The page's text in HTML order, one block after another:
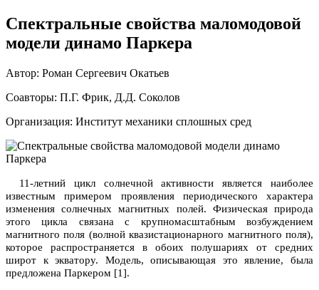
Спектральные свойства маломодовой
модели динамо Паркера
Автор: Роман Сергеевич Окатьев
Соавторы: П.Г. Фрик, Д.Д. Соколов
Организация: Институт механики сплошных сред
11-летний цикл солнечной активности является наиболее
известным примером проявления периодического характера
изменения солнечных магнитных полей. Физическая природа
этого цикла связана с крупномасштабным возбуждением
магнитного поля (волной квазистационарного магнитного поля),
которое распространяется в обоих полушариях от средних
широт к экватору. Модель, описывающая это явление, была
предложена Паркером [1].